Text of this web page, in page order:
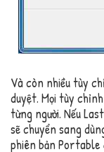
Và còn nhiều tùy
duyệt. Mọi tùy
từng người. Nếu
sẽ chuyển sang
phiên bản